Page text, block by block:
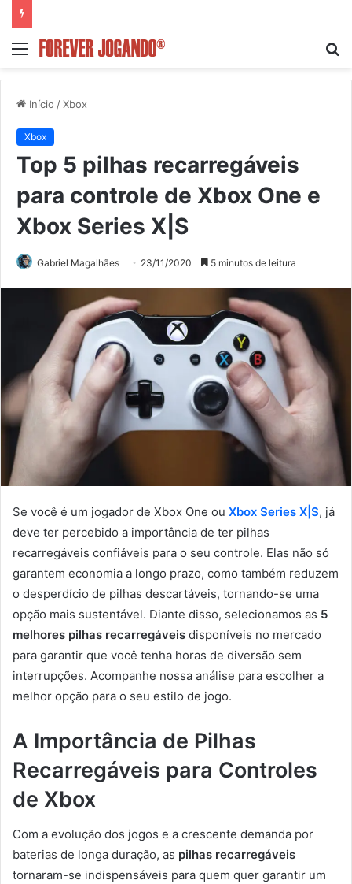
Menu
Início /Xbox
Xbox
Top 5 pilhas recarregáveis
para controle de Xbox One e
Xbox Series X|S
Gabriel Magalhães 23/11/2020 5 minutos de leitura
Se você é um jogador de Xbox One ou Xbox Series X|S, já
deve ter percebido a importância de ter pilhas
recarregáveis confiáveis para o seu controle. Elas não só
garantem economia a longo prazo, como também reduzem
o desperdício de pilhas descartáveis, tornando-se uma
opção mais sustentável. Diante disso, selecionamos as 5
melhores pilhas recarregáveis disponíveis no mercado
para garantir que você tenha horas de diversão sem
interrupções. Acompanhe nossa análise para escolher a
melhor opção para o seu estilo de jogo.
A Importância de Pilhas
Recarregáveis para Controles
de Xbox
Com a evolução dos jogos e a crescente demanda por
baterias de longa duração, as pilhas recarregáveis
tornaram-se indispensáveis para quem quer garantir um